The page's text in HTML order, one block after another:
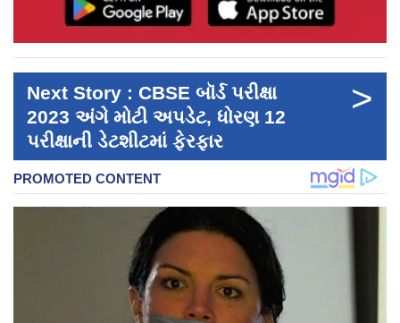
Next Story : CBSE બૉર્ડ પરીક્ષા
2023 અંગે મોટી અપડેટ, ધોરણ 12
પરીક્ષાની ડેટશીટમાં ફેરફાર
>